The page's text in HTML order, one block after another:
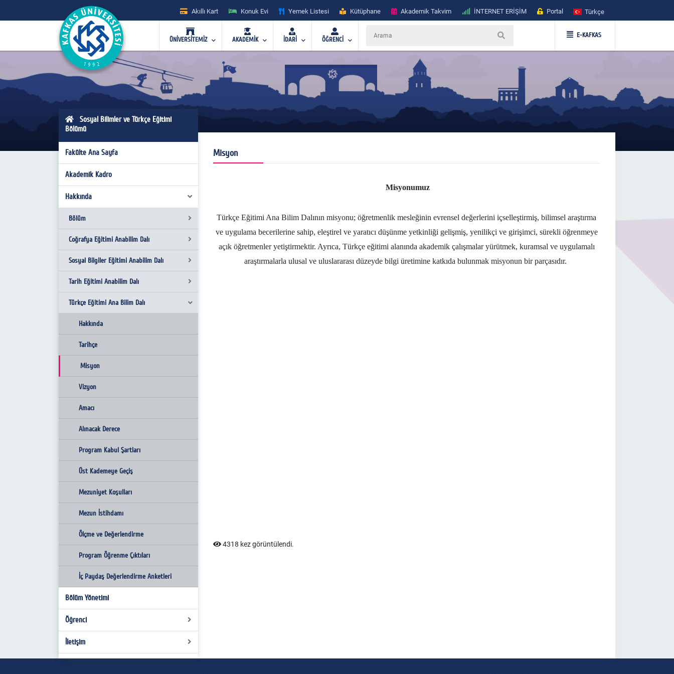
Akıllı Kart Konuk Evi Yemek Listesi Kütüphane Akademik Takvim İNTERNET ERİŞİM Portal Türkçe
ÜNİVERSİTEMİZ AKADEMİK İDARİ ÖĞRENCİ
E-KAFKAS
Sosyal Bilimler ve Türkçe Eğitimi
Bölümü
Fakülte Ana Sayfa
Akademik Kadro
Hakkında
Bölüm
Misyon ve Vizyon
Hakkında
Tarihçe
Amacı
Coğrafya Eğitimi Anabilim Dalı
Hakkında
Tarihçe
Misyon
Vizyon
Amacı
Alınacak Derece
Programa Kabul Şartları
Üst Kademeye Geçiş
Mezuniyet Koşulları
Mezun İstihdamı
Ölçme ve Değerlendirme
Program Öğrenme Çıktıları
Sosyal Bilgiler Eğitimi Anabilim Dalı
Hakkında
Tarihçe
Misyon
Vizyon
Amacı
Alınacak Derece
Programa Kabul Şartları
Üst Kademeye Geçiş
Mezuniyet Koşulları
Mezun İstihdamı
Ölçme ve Değerlendirme
Program Öğrenme Çıktıları
Tarih Eğitimi Anabilim Dalı
Hakkında
Tarihçe
Misyon
Vizyon
Amacı
Alınacak Derece
Programa Kabul Şartları
Üst Kademeye Geçiş
Mezuniyet Koşulları
Mezun İstihdamı
Ölçme ve Değerlendirme
Program Öğrenme Çıktıları
Türkçe Eğitimi Ana Bilim Dalı
Hakkında
Tarihçe
Misyon
Vizyon
Amacı
Alınacak Derece
Program Kabul Şartları
Üst Kademeye Geçiş
Mezuniyet Koşulları
Mezun İstihdamı
Ölçme ve Değerlendirme
Program Öğrenme Çıktıları
İç Paydaş Değerlendirme Anketleri
Bölüm Yönetimi
Öğrenci
Ders Programı
İletişim
Misyon
Misyonumuz
Türkçe Eğitimi Ana Bilim Dalının misyonu; öğretmenlik mesleğinin evrensel değerlerini içselleştirmiş, bilimsel araştırma
ve uygulama becerilerine sahip, eleştirel ve yaratıcı düşünme yetkinliği gelişmiş, yenilikçi ve girişimci, sürekli öğrenmeye
açık öğretmenler yetiştirmektir. Ayrıca, Türkçe eğitimi alanında akademik çalışmalar yürütmek, kuramsal ve uygulamalı
araştırmalarla ulusal ve uluslararası düzeyde bilgi üretimine katkıda bulunmak misyonun bir parçasıdır.
4318 kez görüntülendi.